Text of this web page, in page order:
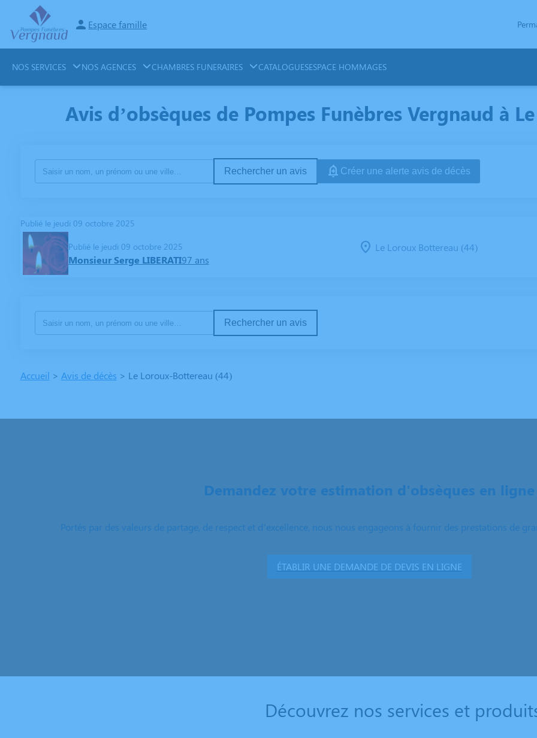
Espace famille
NOS SERVICES NOS AGENCES CHAMBRES FUNERAIRES CATALOGUESESPACE HOMMAGES
Avis d’obsèques de Pompes Funèbres Vergnaud à
Rechercher un avis Créer une alerte avis de décès
Publié le jeudi 09 octobre 2025
Publié le jeudi 09 octobre 2025
Monsieur Serge LIBERATI97 ans
Le Loroux Bottereau (44)
Rechercher un avis
Accueil > Avis de décès > Le Loroux-Bottereau (44)
Demandez votre estimation d'obsèques en ligne
Portés par des valeurs de partage, de respect et d’excellence, nous nous engageons à fournir des prestations de
ÉTABLIR UNE DEMANDE DE DEVIS EN LIGNE
Découvrez nos services et